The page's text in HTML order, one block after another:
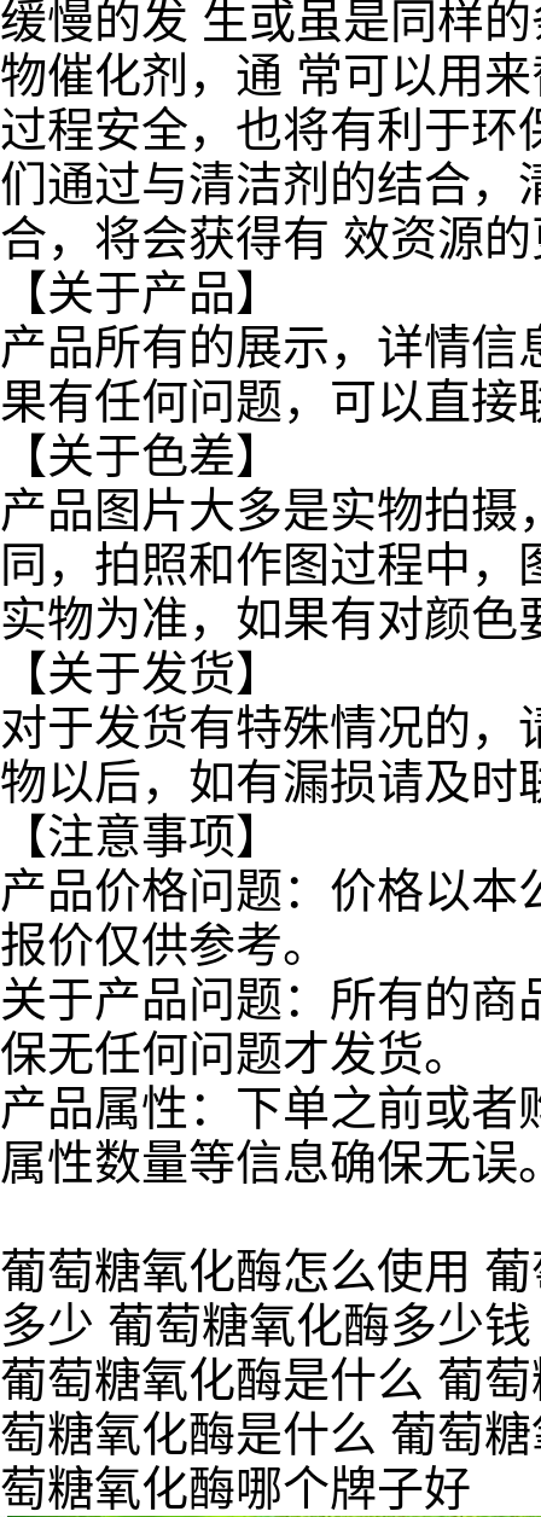
缓慢的发 生或虽是同样
物催化剂，通 常可以用
过程安全，也将有利于
们通过与清洁剂的结合，
合，将会获得有 效资源
【关于产品】
产品所有的展示，详情
果有任何问题，可以直接
【关于色差】
产品图片大多是实物拍
同，拍照和作图过程中
实物为准，如果有对颜
【关于发货】
对于发货有特殊情况的
物以后，如有漏损请及时
【注意事项】
产品价格问题：价格以
报价仅供参考。
关于产品问题：所有的
保无任何问题才发货。
产品属性：下单之前或
属性数量等信息确保无误
葡萄糖氧化酶怎么使用
多少 葡萄糖氧化酶多少
葡萄糖氧化酶是什么 葡
萄糖氧化酶是什么 葡萄
萄糖氧化酶哪个牌子好